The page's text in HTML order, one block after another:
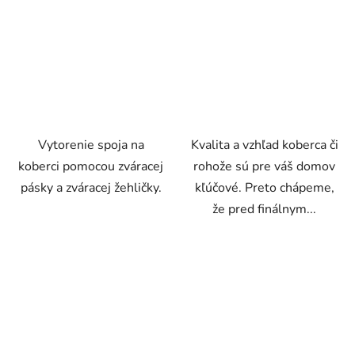
Vytorenie spoja na
koberci pomocou zváracej
pásky a zváracej žehličky.
Kvalita a vzhľad koberca či
rohože sú pre váš domov
kľúčové. Preto chápeme,
že pred finálnym...